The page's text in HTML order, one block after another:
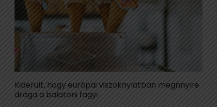
Kiderült, hogy európai viszoknylatban megnnyire
drága a balatoni fagyi